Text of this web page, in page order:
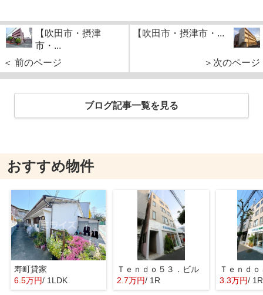
【吹田市・摂津
市・...
＜ 前のページ
【吹田市・摂津市・...
＞次のページ
ブログ記事一覧を見る
おすすめ物件
寿町貸家
6.5万円/ 1LDK
Ｔｅｎｄｏ５３．ビル
2.7万円/ 1R
Ｔｅｎｄ
3.3万円/ 1R